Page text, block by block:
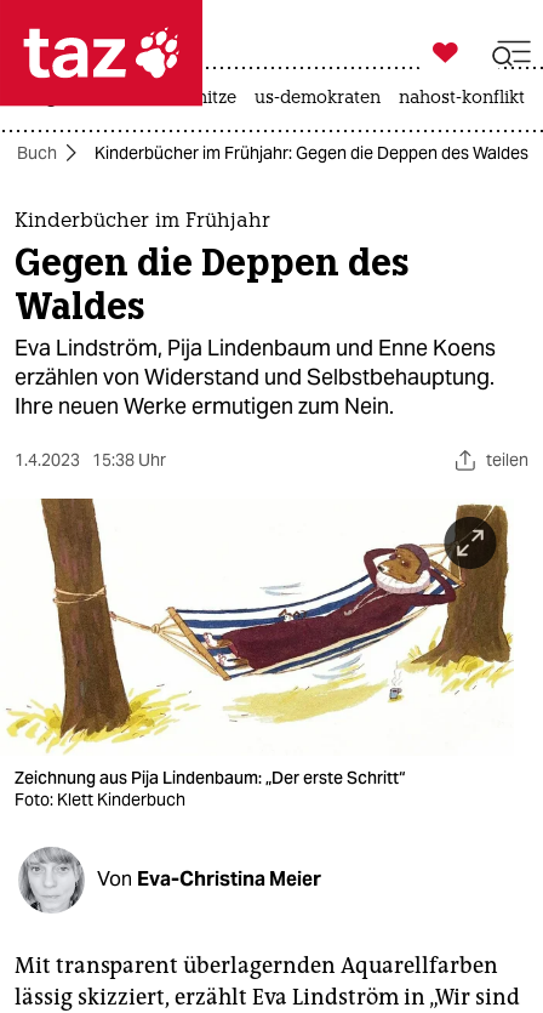
 taz zahl ich
taz zahl ich
themen
politik
öko
gesellschaft
sport
berlin
nord
wahrheit
verlag
verlag
veranstaltungen
shop
fragen & hilfe
abo

taz zahl ich
hitze us-demokraten nahost-konflikt
Buch Kinderbücher im Frühjahr: Gegen die Deppen des Waldes
Kinderbücher im Frühjahr
Gegen die Deppen des
Waldes
Eva Lindström, Pija Lindenbaum und Enne Koens
erzählen von Widerstand und Selbstbehauptung.
Ihre neuen Werke ermutigen zum Nein.
1.4.2023 15:38 Uhr teilen
Zeichnung aus Pija Lindenbaum: „Der erste Schritt“
Foto: Klett Kinderbuch
Von Eva-Christina Meier
Mit transparent überlagernden Aquarellfarben
lässig skizziert, erzählt Eva Lindström in „Wir sind